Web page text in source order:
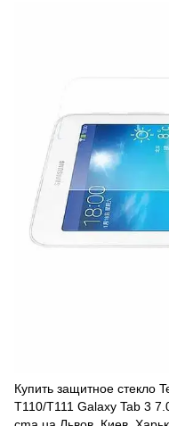
Купить защитное стекло
T110/T111 Galaxy Tab 3